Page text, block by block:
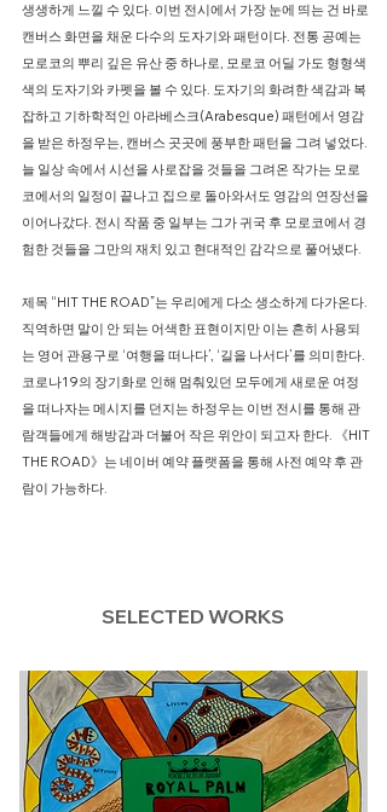
생생하게 느낄 수 있다. 이번 전시에서 가장 눈에 띄는 건 바로
캔버스 화면을 채운 다수의 도자기와 패턴이다. 전통 공예는
모로코의 뿌리 깊은 유산 중 하나로, 모로코 어딜 가도 형형색
색의 도자기와 카펫을 볼 수 있다. 도자기의 화려한 색감과 복
잡하고 기하학적인 아라베스크(Arabesque) 패턴에서 영감
을 받은 하정우는, 캔버스 곳곳에 풍부한 패턴을 그려 넣었다.
늘 일상 속에서 시선을 사로잡을 것들을 그려온 작가는 모로
코에서의 일정이 끝나고 집으로 돌아와서도 영감의 연장선을
이어나갔다. 전시 작품 중 일부는 그가 귀국 후 모로코에서 경
험한 것들을 그만의 재치 있고 현대적인 감각으로 풀어냈다.
제목 “HIT THE ROAD”는 우리에게 다소 생소하게 다가온다.
직역하면 말이 안 되는 어색한 표현이지만 이는 흔히 사용되
는 영어 관용구로 ‘여행을 떠나다’, ‘길을 나서다’를 의미한다.
코로나19의 장기화로 인해 멈춰있던 모두에게 새로운 여정
을 떠나자는 메시지를 던지는 하정우는 이번 전시를 통해 관
람객들에게 해방감과 더불어 작은 위안이 되고자 한다. 《HIT
THE ROAD》는 네이버 예약 플랫폼을 통해 사전 예약 후 관
람이 가능하다.
SELECTED WORKS